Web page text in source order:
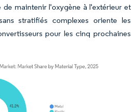
maintenir l'oxygène à l'extérieur et
stratifiés complexes oriente les
pour les cinq prochaines